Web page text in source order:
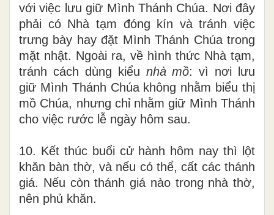
với việc lưu giữ Mình Thánh Chúa. Nơi đây
phải có Nhà tạm đóng kín và tránh việc
trưng bày hay đặt Mình Thánh Chúa trong
mặt nhật. Ngoài ra, về hình thức Nhà tạm,
tránh cách dùng kiểu nhà mồ: vì nơi lưu
giữ Mình Thánh Chúa không nhằm biểu thị
mồ Chúa, nhưng chỉ nhằm giữ Mình Thánh
cho việc rước lễ ngày hôm sau.
10. Kết thúc buổi cử hành hôm nay thì lột
khăn bàn thờ, và nếu có thể, cất các thánh
giá. Nếu còn thánh giá nào trong nhà thờ,
nên phủ khăn.